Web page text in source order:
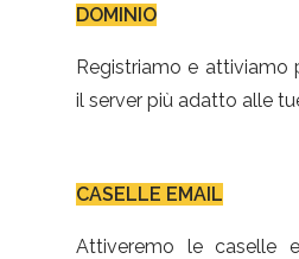
DOMINIO
Registriamo e attiviamo
il server più adatto alle
CASELLE EMAIL
Attiveremo le caselle